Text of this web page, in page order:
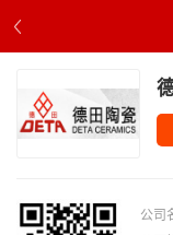
公司